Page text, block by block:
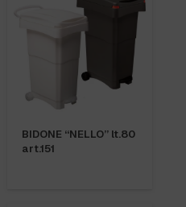
BIDONE “NELLO” lt.80
art.151